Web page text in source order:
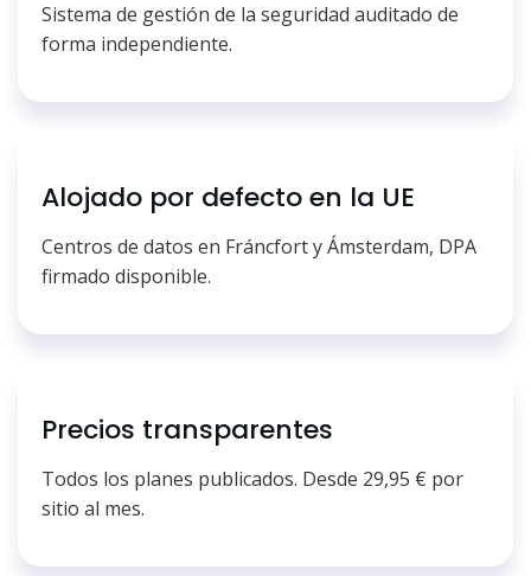
Sistema de gestión de la seguridad auditado de
forma independiente.
Alojado por defecto en la UE
Centros de datos en Fráncfort y Ámsterdam, DPA
firmado disponible.
Precios transparentes
Todos los planes publicados. Desde 29,95 € por
sitio al mes.